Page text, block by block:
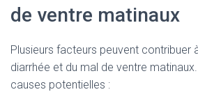
de ventre matinaux
Plusieurs facteurs peuvent contribuer
diarrhée et du mal de ventre
causes potentielles :